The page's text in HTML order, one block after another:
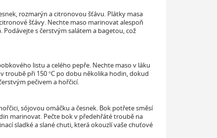
rozmarýn a citronovou šťávu. Plátky masa
šťávy. Nechte maso marinovat alespoň
s čerstvým salátem a bagetou, což
listu a celého pepře. Nechte maso v láku
troubě při 150 °C po dobu několika hodin, dokud
pečivem a hořčicí.
sójovou omáčku a česnek. Bok potřete směsí
marinovat. Pečte bok v předehřáté troubě na
sladké a slané chuti, která okouzlí vaše chuťové